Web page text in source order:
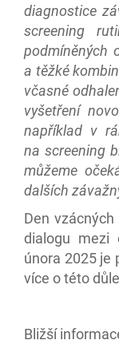
diagnostice
screening
podmíněných
a těžké
včasné
vyšetření
například v
na screening
můžeme
dalších
Den
dialogu mezi
února 2025 je
více o této
Bližší